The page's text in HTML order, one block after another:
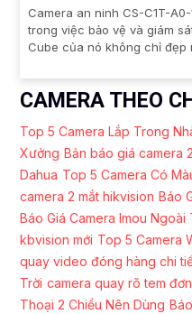
Camera an ninh CS-C1T-
trong việc bảo vệ và giám
Cube của nó không chỉ đẹp
CAMERA THEO
Top 5 Camera Lắp Trong
Xưởng Bản báo giá camera
Dahua Top 5 Camera Có
camera 2 mắt hikvision Báo
Báo Giá Camera Imou Ngoài
kbvision mới Top 5 Camera
quay video đóng hàng chi
Trời camera quay rõ tem
Thoại 2 Chiều Nên Dùng